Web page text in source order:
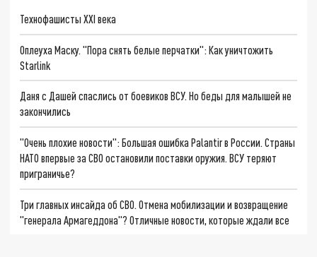
Технофашисты XXI века
Оплеуха Маску. "Пора снять белые перчатки": Как уничтожить
Starlink
Даня с Дашей спаслись от боевиков ВСУ. Но беды для малышей не
закончились
"Очень плохие новости": Большая ошибка Palantir в России. Страны
НАТО впервые за СВО остановили поставки оружия. ВСУ теряют
приграничье?
Три главных инсайда об СВО. Отмена мобилизации и возвращение
"генерала Армагеддона"? Отличные новости, которые ждали все